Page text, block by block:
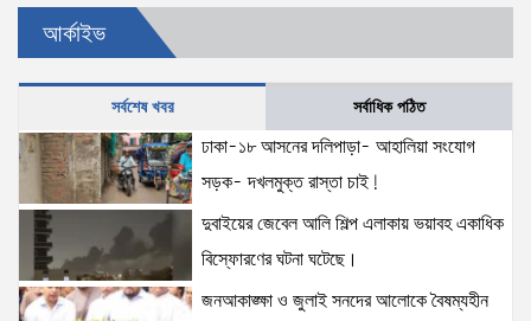
উত্তরখানে ডিএনসিসি প্রশাসক মো. শফিকুল ও ঢাকা-১৮
আসনের সংসদ সদস্য এস এম জাহাঙ্গীর হোসেনের উপর একদল
দুস্কৃতিকারীদের হামলা
20 views|posted on August 2, 2026
প্রধানমন্ত্রীর সঙ্গে মার্কিন বিশেষ দূতের বৈঠক: তারেক রহমানের
নেতৃত্ব ও বাংলাদেশের স্থিতিশীলতায় দৃঢ় আত্মবিশ্বাস
যুক্তরাষ্ট্রের: মাহ্দী আমিন
15 views |posted on August 1, 2026
৫ আগস্টের স্মরণসভা সফল করতে প্রস্তুতি সভা অনুষ্ঠিত
15 views |posted on August 1, 2026
আর্কাইভ
সর্বশেষ খবর সর্বাধিক পঠিত
ঢাকা-১৮ আসনের দলিপাড়া- আহালিয়া সংযোগ
সড়ক- দখলমুক্ত রাস্তা চাই!
দুবাইয়ের জেবেল আলি শিল্প এলাকায় ভয়াবহ একাধিক
বিস্ফোরণের ঘটনা ঘটেছে।
জনআকাঙ্ক্ষা ও জুলাই সনদের আলোকে বৈষম্যহীন